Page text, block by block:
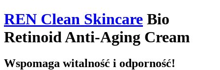
REN Clean Skincare Bio
Retinoid Anti-Aging Cream
Wspomaga witalność i odporność!